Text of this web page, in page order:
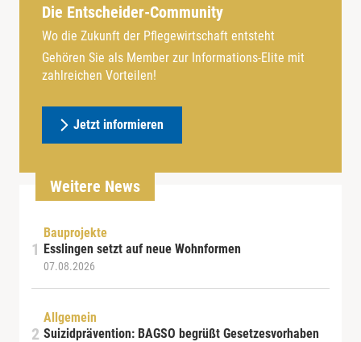
Die Entscheider-Community
Wo die Zukunft der Pflegewirtschaft entsteht
Gehören Sie als Member zur Informations-Elite mit
zahlreichen Vorteilen!
Jetzt informieren
Weitere News
Bauprojekte
Esslingen setzt auf neue Wohnformen
07.08.2026
Allgemein
Suizidprävention: BAGSO begrüßt Gesetzesvorhaben